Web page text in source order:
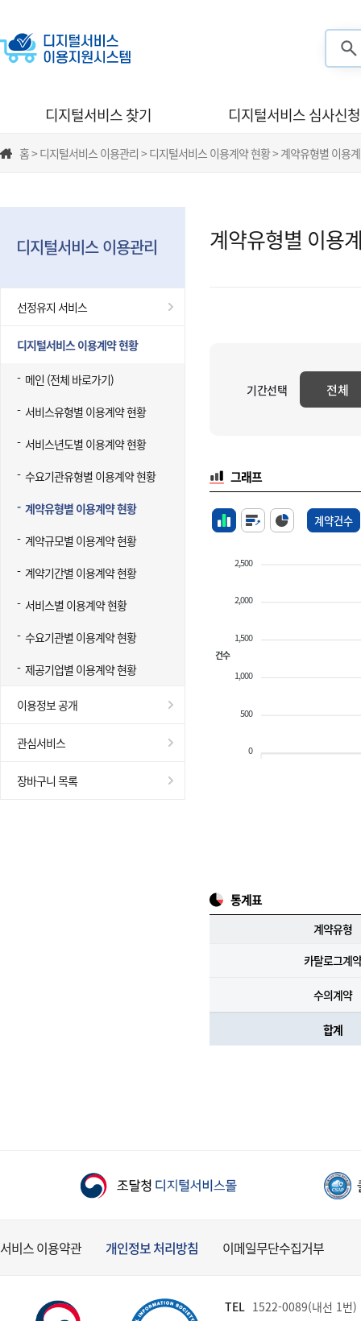
디지털서비스 찾기 디지털서비스 심사신청
홈 > 디지털서비스 이용관리 > 디지털서비스 이용계약 현황 > 계약유형별 이용
디지털서비스 이용관리
선정유지 서비스
디지털서비스 이용계약 현황
메인 (전체 바로가기)
서비스유형별 이용계약 현황
서비스년도별 이용계약 현황
수요기관유형별 이용계약 현황
계약유형별 이용계약 현황
계약규모별 이용계약 현황
계약기간별 이용계약 현황
서비스별 이용계약 현황
수요기관별 이용계약 현황
제공기업별 이용계약 현황
이용정보 공개
관심서비스
장바구니 목록
계약유형별 이용
기간선택 전체
그래프
계약건수
2,500
2,000
1,500
1,000
500
0
건수
통계표
계약유형
카탈로그계약
수의계약
합계
서비스 이용약관 개인정보 처리방침 이메일무단수집거부
TEL 1522-0089(내선 1번